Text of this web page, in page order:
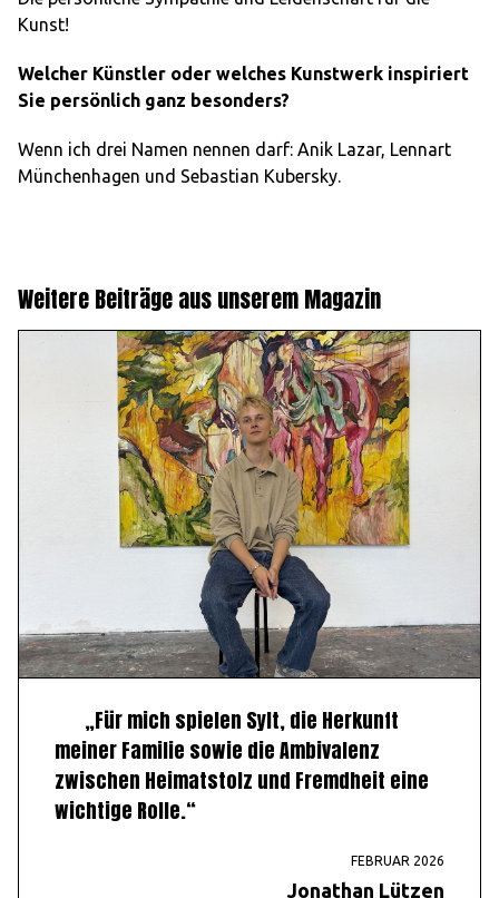
Kunst!
Welcher Künstler oder welches Kunstwerk inspiriert
Sie persönlich ganz besonders?
Wenn ich drei Namen nennen darf: Anik Lazar, Lennart
Münchenhagen und Sebastian Kubersky.
Weitere Beiträge aus unserem Magazin
„Für mich spielen Sylt, die Herkunft
meiner Familie sowie die Ambivalenz
zwischen Heimatstolz und Fremdheit eine
wichtige Rolle.“
FEBRUAR 2026
Jonathan Lützen